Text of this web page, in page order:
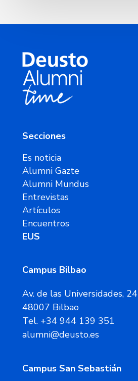
Secciones
Es noticia
Alumni Gazte
Alumni Mundus
Entrevistas
Artículos
Encuentros
EUS
Campus Bilbao
Av. de las Universidades, 24
48007 Bilbao
Tel. +34 944 139 351
alumni@deusto.es
Campus San Sebastián